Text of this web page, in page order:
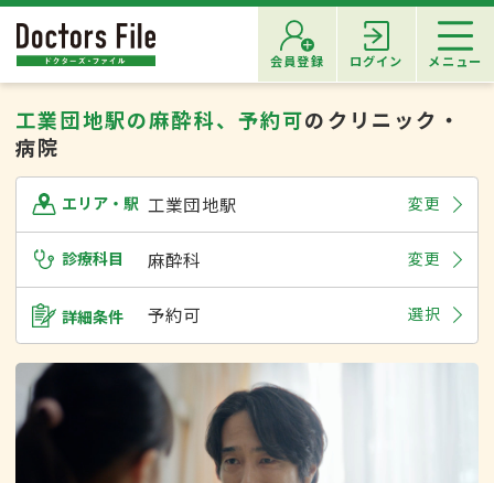
会員登録 ログイン メニュー
工業団地駅の麻酔科、予約可のクリニック・
病院
エリア・駅 工業団地駅 変更
診療科目 麻酔科 変更
詳細条件 予約可 選択